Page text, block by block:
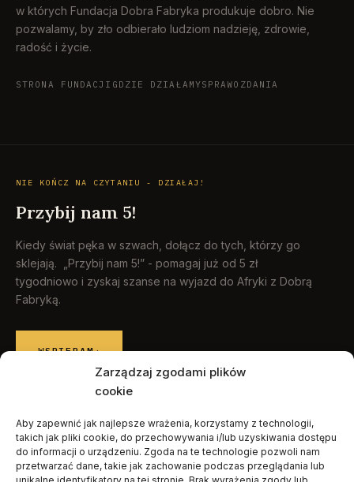
Zarządzaj zgodami plików
cookie
Aby zapewnić jak najlepsze wrażenia, korzystamy z technologii,
takich jak pliki cookie, do przechowywania i/lub uzyskiwania dostępu
do informacji o urządzeniu. Zgoda na te technologie pozwoli nam
przetwarzać dane, takie jak zachowanie podczas przeglądania lub
w których Fundacja Dobra Fabryka produkuje dobro. Nie
pozwalamy, by zło odbierało ludziom nadzieję, zdrowie,
radość i życie.
STRONA FUNDACJI GDZIE DZIAŁAMYSPRAWOZDANIA
NIE KOŃCZ NA CZYTANIU - DZIAŁAJ!
Przybij nam 5!
Kiedy świat pęka w szwach, dołącz do tych, którzy go
sklejają. „Przybij nam 5!” - pomagaj już od 5 zł
tygodniowo i zyskaj szanse na wyjazd do Afryki z Dobrą
Fabryką.
WSPIERAM→
© 2026 Raport Humanitarny · Fundacja Dobra Fabryka
Polityka prywatności·Wypisz się